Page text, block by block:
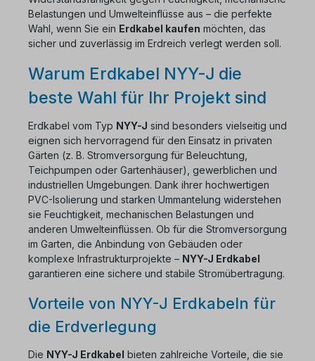
Belastungen und Umwelteinflüsse aus – die perfekte
Wahl, wenn Sie ein Erdkabel kaufen möchten, das
sicher und zuverlässig im Erdreich verlegt werden soll.
Warum Erdkabel NYY-J die
beste Wahl für Ihr Projekt sind
Erdkabel vom Typ NYY-J sind besonders vielseitig und
eignen sich hervorragend für den Einsatz in privaten
Gärten (z. B. Stromversorgung für Beleuchtung,
Teichpumpen oder Gartenhäuser), gewerblichen und
industriellen Umgebungen. Dank ihrer hochwertigen
PVC-Isolierung und starken Ummantelung widerstehen
sie Feuchtigkeit, mechanischen Belastungen und
anderen Umwelteinflüssen. Ob für die Stromversorgung
im Garten, die Anbindung von Gebäuden oder
komplexe Infrastrukturprojekte – NYY-J Erdkabel
garantieren eine sichere und stabile Stromübertragung.
Vorteile von NYY-J Erdkabeln für
die Erdverlegung
Die NYY-J Erdkabel bieten zahlreiche Vorteile, die sie